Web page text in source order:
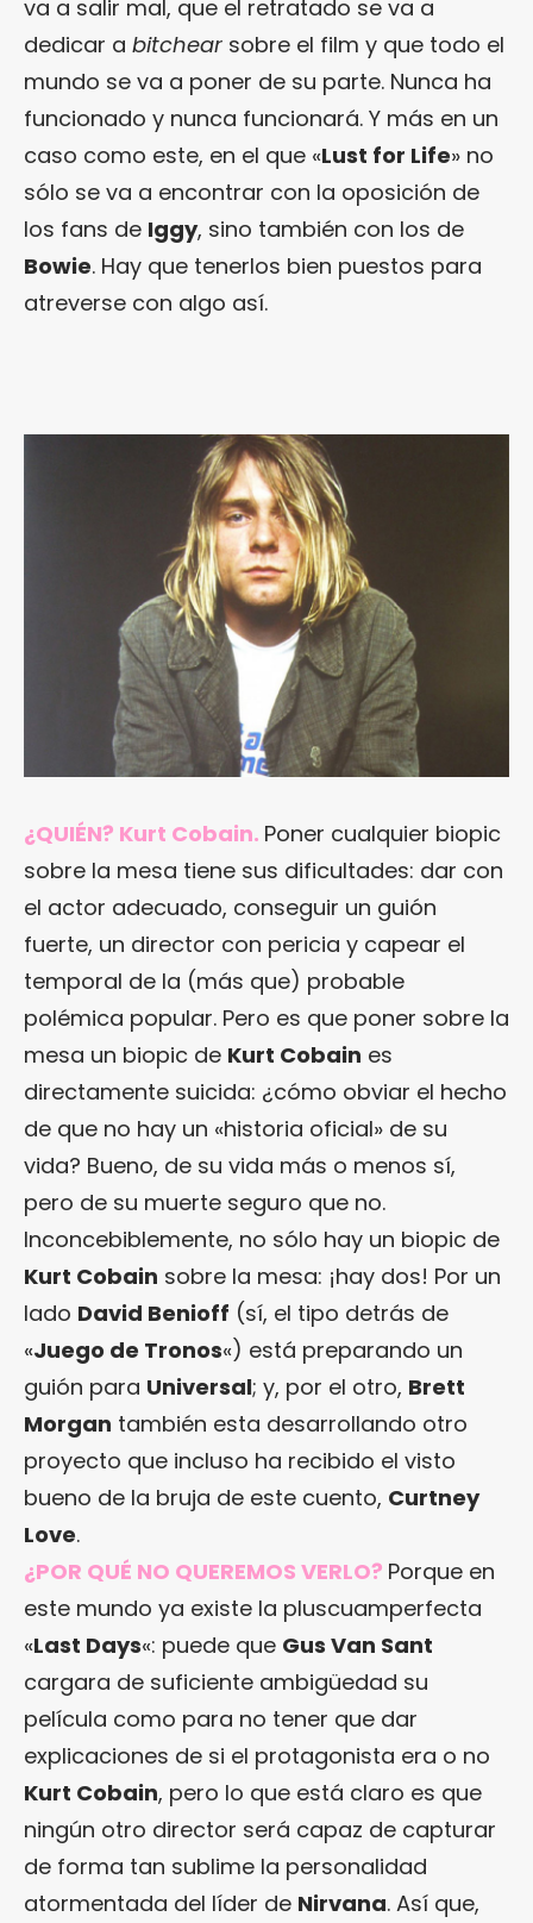
va a salir mal, que el retratado se va a
dedicar a bitchear sobre el film y que todo el
mundo se va a poner de su parte. Nunca ha
funcionado y nunca funcionará. Y más en un
caso como este, en el que «Lust for Life» no
sólo se va a encontrar con la oposición de
los fans de Iggy, sino también con los de
Bowie. Hay que tenerlos bien puestos para
atreverse con algo así.
¿QUIÉN? Kurt Cobain. Poner cualquier biopic
sobre la mesa tiene sus dificultades: dar con
el actor adecuado, conseguir un guión
fuerte, un director con pericia y capear el
temporal de la (más que) probable
polémica popular. Pero es que poner sobre la
mesa un biopic de Kurt Cobain es
directamente suicida: ¿cómo obviar el hecho
de que no hay un «historia oficial» de su
vida? Bueno, de su vida más o menos sí,
pero de su muerte seguro que no.
Inconcebiblemente, no sólo hay un biopic de
Kurt Cobain sobre la mesa: ¡hay dos! Por un
lado David Benioff (sí, el tipo detrás de
«Juego de Tronos«) está preparando un
guión para Universal; y, por el otro, Brett
Morgan también esta desarrollando otro
proyecto que incluso ha recibido el visto
bueno de la bruja de este cuento, Curtney
Love.
¿POR QUÉ NO QUEREMOS VERLO? Porque en
este mundo ya existe la pluscuamperfecta
«Last Days«: puede que Gus Van Sant
cargara de suficiente ambigüedad su
película como para no tener que dar
explicaciones de si el protagonista era o no
Kurt Cobain, pero lo que está claro es que
ningún otro director será capaz de capturar
de forma tan sublime la personalidad
atormentada del líder de Nirvana. Así que,